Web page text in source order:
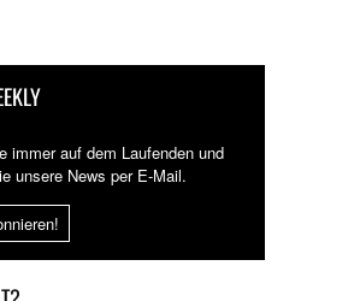
immer auf dem Laufenden und
unsere News per E-Mail.